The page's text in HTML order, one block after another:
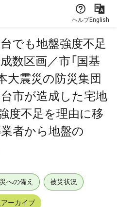
ヘルプEnglish
でも地盤強度不足
数区画／市「国基
大震災の防災集団
市が造成した宅地
度不足を理由に移
者から地盤の
への備え 被災状況
ーカイブ